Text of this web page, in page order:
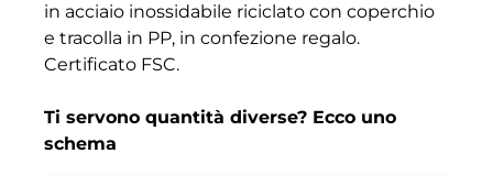
in acciaio inossidabile riciclato con coperchio
e tracolla in PP, in confezione regalo.
Certificato FSC.
Ti servono quantità diverse? Ecco uno
schema